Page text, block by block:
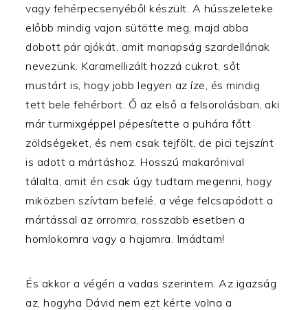
vagy fehérpecsenyéből készült. A hússzeleteke
előbb mindig vajon sütötte meg, majd abba
dobott pár ajókát, amit manapság szardellának
nevezünk. Karamellizált hozzá cukrot, sőt
mustárt is, hogy jobb legyen az íze, és mindig
tett bele fehérbort. Ő az első a felsorolásban, aki
már turmixgéppel pépesítette a puhára főtt
zöldségeket, és nem csak tejfölt, de pici tejszínt
is adott a mártáshoz. Hosszú makarónival
tálalta, amit én csak úgy tudtam megenni, hogy
miközben szívtam befelé, a vége felcsapódott a
mártással az orromra, rosszabb esetben a
homlokomra vagy a hajamra. Imádtam!
És akkor a végén a vadas szerintem. Az igazság
az, hogyha Dávid nem ezt kérte volna a